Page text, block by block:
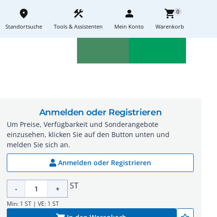
place
Standortsuche
construction
Tools & Assistenten
person
Mein Konto
shopping_cart0
Warenkorb
Anmelden oder Registrieren
Um Preise, Verfügbarkeit und Sonderangebote
einzusehen, klicken Sie auf den Button unten und
melden Sie sich an.
Anmelden oder Registrieren
- + ST
Min: 1 ST | VE: 1 ST